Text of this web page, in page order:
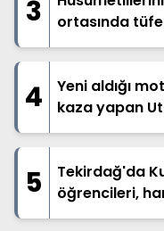
3
ortasında
4
Yeni aldığı
kaza yapan
anlar
5
Tekirdağ'da
öğrencileri,
Filistin'e